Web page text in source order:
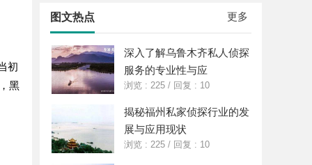
初
黑
更多
图文热点
深入了解乌鲁木齐私人侦探
服务的专业性与应
浏览 : 225 / 回复 : 10
揭秘福州私家侦探行业的发
展与应用现状
浏览 : 225 / 回复 : 10